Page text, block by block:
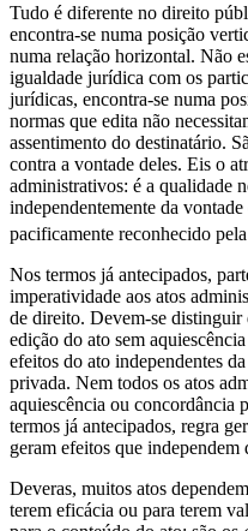
Tudo é diferente no direito
encontra-se numa posição
numa relação horizontal. Não
igualdade jurídica com os
jurídicas, encontra-se numa
normas que edita não
assentimento do destinatário.
contra a vontade deles. Eis o
administrativos: é a qualidade
independentemente da
pacificamente reconhecido
Nos termos já antecipados,
imperatividade aos atos
de direito. Devem-se distinguir
edição do ato sem
efeitos do ato independentes
privada. Nem todos os atos
aquiescência ou concordância
termos já antecipados, regra
geram efeitos que independem
Deveras, muitos atos
terem eficácia ou para terem